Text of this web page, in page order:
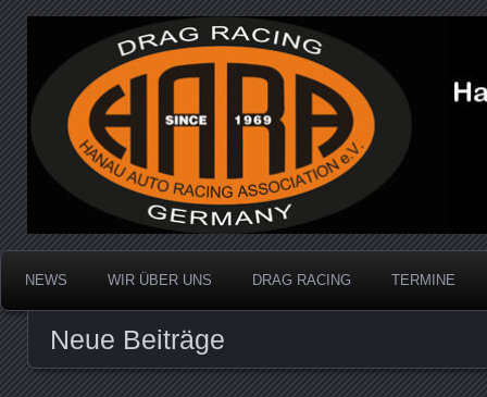
Hanau Auto Racing
Dragracing auf der 1/4 Meile
NEWS WIR ÜBER UNS DRAG RACING TERMINE
Neue Beiträge